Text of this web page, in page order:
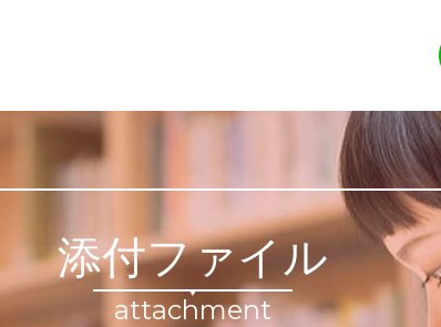
添付ファイル
attachment